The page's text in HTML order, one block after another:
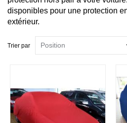
disponibles pour une protection
extérieur.
Trier par